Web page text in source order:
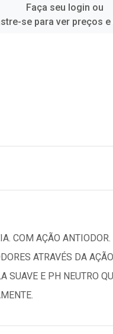
Faça seu login ou
se para ver preços
COM AÇÃO
ATRAVÉS DA
SUAVE E PH NEUTRO